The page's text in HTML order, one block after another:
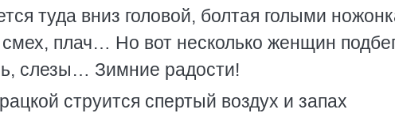
туда вниз головой, болтая голыми
плач… Но вот несколько женщин
слезы… Зимние радости!
струится спертый воздух и запах